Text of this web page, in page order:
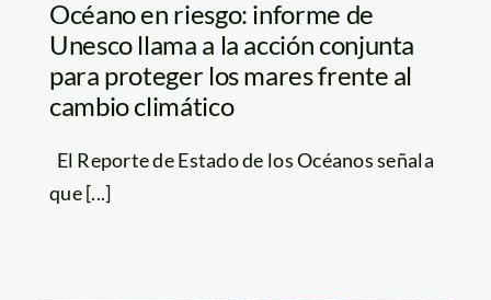
Océano en riesgo: informe de
Unesco llama a la acción conjunta
para proteger los mares frente al
cambio climático
El Reporte de Estado de los Océanos señala
que [...]